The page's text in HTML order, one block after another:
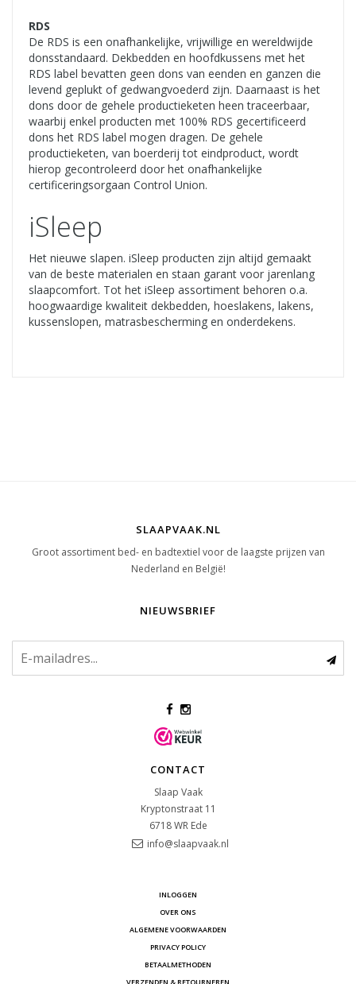
RDS
De RDS is een onafhankelijke, vrijwillige en wereldwijde
donsstandaard. Dekbedden en hoofdkussens met het
RDS label bevatten geen dons van eenden en ganzen die
levend geplukt of gedwangvoederd zijn. Daarnaast is het
dons door de gehele productieketen heen traceerbaar,
waarbij enkel producten met 100% RDS gecertificeerd
dons het RDS label mogen dragen. De gehele
productieketen, van boerderij tot eindproduct, wordt
hierop gecontroleerd door het onafhankelijke
certificeringsorgaan Control Union.
iSleep
Het nieuwe slapen. iSleep producten zijn altijd gemaakt
van de beste materialen en staan garant voor jarenlang
slaapcomfort. Tot het iSleep assortiment behoren o.a.
hoogwaardige kwaliteit dekbedden, hoeslakens, lakens,
kussenslopen, matrasbescherming en onderdekens.
SLAAPVAAK.NL
Groot assortiment bed- en badtextiel voor de laagste prijzen van
Nederland en België!
NIEUWSBRIEF
CONTACT
Slaap Vaak
Kryptonstraat 11
6718 WR Ede
info@slaapvaak.nl
INLOGGEN
OVER ONS
ALGEMENE VOORWAARDEN
PRIVACY POLICY
BETAALMETHODEN